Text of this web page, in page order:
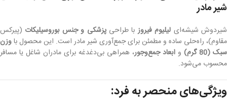
شیر مادر
شیردوش شیشه‌ای لیلیوم فیروزبا طراحیپزشکی و جنس بوروسیلیکات (پیرکس
مقاوم)، راه‌حلی ساده و مطمئن برای جمع‌آوری شیر مادر است. این محصول باوزن
سبک (80 گرم)
و ابعاد جمع‌وجور، همراهی بی‌دغدغه برای مادران شاغل یا مسافر
محسوب می‌شود.
ویژگی‌های منحصر به فرد: